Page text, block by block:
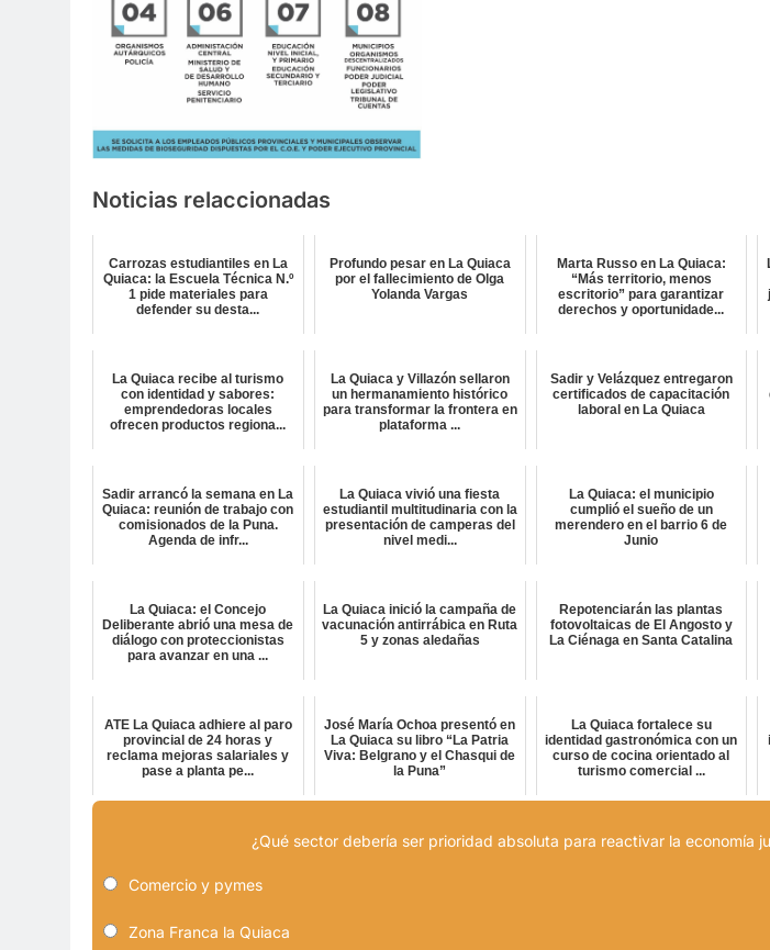
Noticias relaccionadas
Carrozas estudiantiles en La
Quiaca: la Escuela Técnica N.º
1 pide materiales para
defender su desta...
Profundo pesar en La Quiaca
por el fallecimiento de Olga
Yolanda Vargas
Marta Russo en La Quiaca:
“Más territorio, menos
escritorio” para garantizar
derechos y oportunidade...
La Quiaca recibe al turismo
con identidad y sabores:
emprendedoras locales
ofrecen productos regiona...
La Quiaca y Villazón sellaron
un hermanamiento histórico
para transformar la frontera en
plataforma ...
Sadir y Velázquez entregaron
certificados de capacitación
laboral en La Quiaca
Sadir arrancó la semana en La
Quiaca: reunión de trabajo con
comisionados de la Puna.
Agenda de infr...
La Quiaca vivió una fiesta
estudiantil multitudinaria con la
presentación de camperas del
nivel medi...
La Quiaca: el municipio
cumplió el sueño de un
merendero en el barrio 6 de
Junio
La Quiaca: el Concejo
Deliberante abrió una mesa de
diálogo con proteccionistas
para avanzar en una ...
La Quiaca inició la campaña de
vacunación antirrábica en Ruta
5 y zonas aledañas
Repotenciarán las plantas
fotovoltaicas de El Angosto y
La Ciénaga en Santa Catalina
ATE La Quiaca adhiere al paro
provincial de 24 horas y
reclama mejoras salariales y
pase a planta pe...
José María Ochoa presentó en
La Quiaca su libro “La Patria
Viva: Belgrano y el Chasqui de
la Puna”
La Quiaca fortalece su
identidad gastronómica con un
curso de cocina orientado al
turismo comercial ...
¿Qué sector debería ser prioridad absoluta para reactivar la economía
Comercio y pymes
Zona Franca la Quiaca